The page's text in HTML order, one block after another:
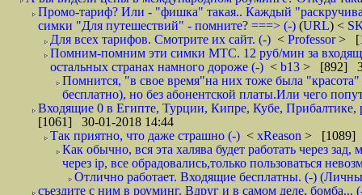
Промо-тариф? Или - "фишка" такая.. Каждый
симки "Для путешествий" - помните? ===> (-) (URL) <
Для всех тарифов. Смотрите их сайт. (-) < Professor>
Помним-помним эти симки МТС. 12 руб/мин за
остальных странах намного дороже (-) < b13 > [892]
Помнится, "в свое время"на них тоже была
бесплатно), но без абонентской платы.Или чего
Входящие 0 в Египте, Турции, Кипре, Кубе,
[1061] 30-01-2018 14:44
Так приятно, что даже страшно (-) < xReason > [1089]
Как обычно, вся эта халява будет работать через
через ip, все обрадовались,только пользоваться
Отлично работает. Входящие бесплатны. (-)
съездите с ним в роуминг. Вдруг и в самом деле, бомба...